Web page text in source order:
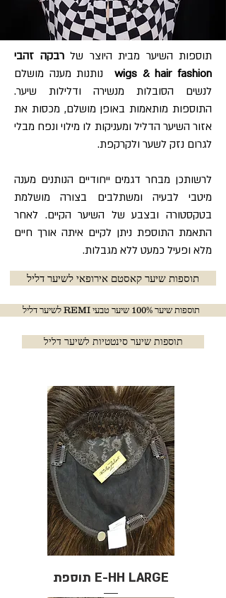
דליל
תוספות השיער מבית היוצר שלרבקה זהבי
wigs & hair fashion
נותנות מענה מושלם
לנשים הסובלות מנשירה ודלילות שיער.
התוספות מותאמות באופן מושלם, מכסות את
אזור השיער הדליל ומעניקות לו מילוי ונפח מבלי
לגרום נזק לשער ולקרקפת.
לרשותכן מבחר דגמים ייחודיים הנותנים מענה
מיטבי לבעיה ומשתלבים בצורה מושלמת
בטקסטורה ובצבע של השיער הקיים. לאחר
התאמת התוספת ניתן לקיים איתה אורך חיים
מלא ופעיל כמעט ללא מגבלות.
תוספות שיער קאסטם אירופאי לשיער דליל
לשיער דליל REMI תוספות שיער 100% שיער טבעי
תוספות שיער סינטטיות לשיער דליל
E-HH LARGE תוספת